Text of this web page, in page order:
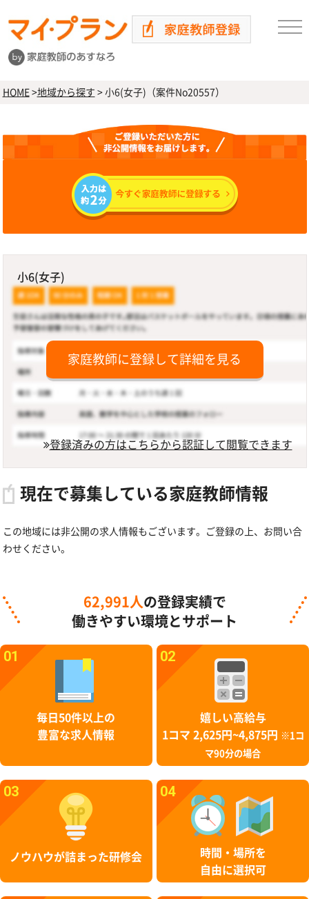
HOME>地域から探す >小6(女子)（案件No20557）
小6(女子)
家庭教師に登録して詳細を見る
登録済みの方はこちらから認証して閲覧できます
現在で募集している家庭教師情報
この地域には非公開の求人情報もございます。ご登録の上、お問い合
わせください。
62,991人 の登録実績で
働きやすい環境とサポート
01
毎日50件以上の
豊富な求人情報
02
嬉しい高給与
1コマ 2,625円~4,875円
※1コ
マ90分の場合
03
ノウハウが詰まった研修会
04
時間・場所を
自由に選択可